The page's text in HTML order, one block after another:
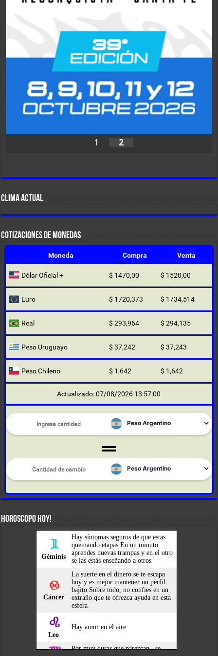
1 2
CLIMA ACTUAL
COTIZACIONES DE MONEDAS
Moneda Compra Venta
Dólar Oficial + $ 1470,00 $ 1520,00
Euro $ 1720,373 $ 1734,514
Real $ 293,964 $ 294,135
Peso Uruguayo $ 37,242 $ 37,243
Peso Chileno $ 1,642 $ 1,642
Actualizado: 07/08/2026 13:57:00
HOROSCOPO HOY!